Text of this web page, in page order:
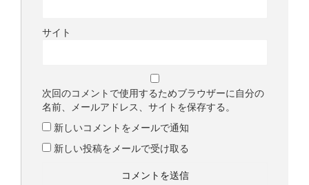
サイト
次回のコメントで使用するためブラウザーに自分の
名前、メールアドレス、サイトを保存する。
新しいコメントをメールで通知
新しい投稿をメールで受け取る